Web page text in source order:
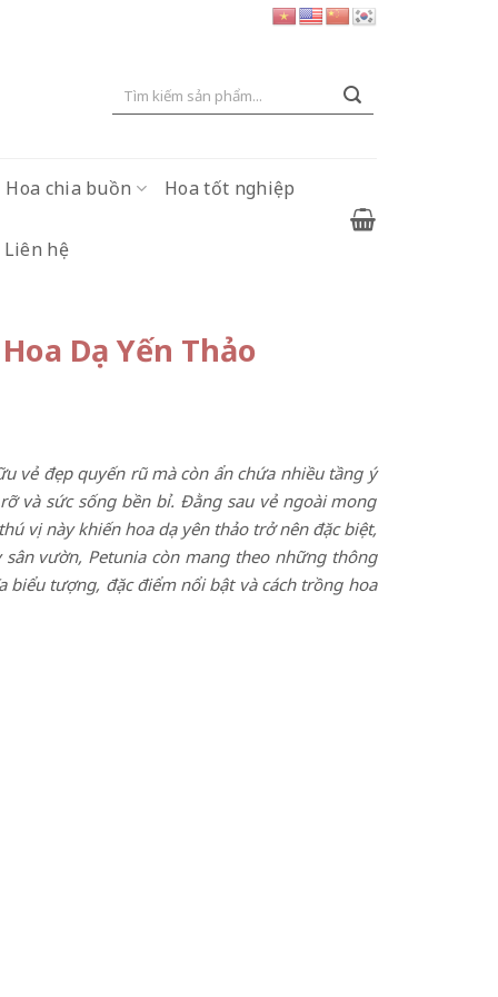
Tìm
Hoa chia buồn Hoa tốt nghiệp
Liên hệ
Dạ Yến Thảo
vẻ đẹp quyến rũ mà còn ẩn chứa nhiều tầng ý
và sức sống bền bỉ. Đằng sau vẻ ngoài mong
vị này khiến hoa dạ yên thảo trở nên đặc biệt,
vườn, Petunia còn mang theo những thông
biểu tượng, đặc điểm nổi bật và cách trồng hoa